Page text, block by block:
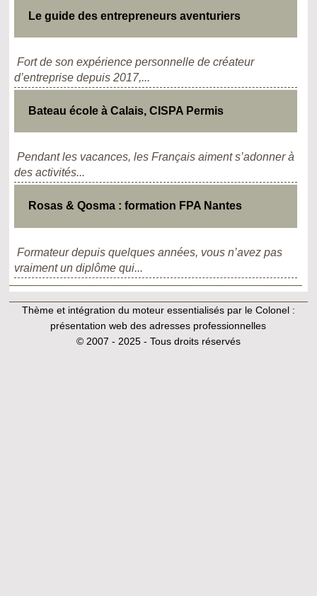
Le guide des entrepreneurs aventuriers
Fort de son expérience personnelle de créateur
d’entreprise depuis 2017,...
Bateau école à Calais, CISPA Permis
Pendant les vacances, les Français aiment s’adonner à
des activités...
Rosas & Qosma : formation FPA Nantes
Formateur depuis quelques années, vous n’avez pas
vraiment un diplôme qui...
Thème et intégration du moteur essentialisés par le Colonel :
présentation web des adresses professionnelles
© 2007 - 2025 - Tous droits réservés